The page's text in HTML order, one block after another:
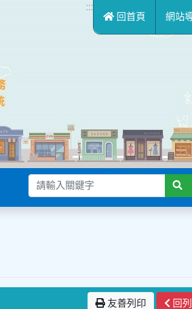
:::
回首頁
網站
友善列印 回